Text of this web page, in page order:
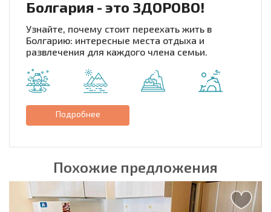
Болгария - это ЗДОРОВО!
Узнайте, почему стоит переехать жить в
Болгарию: интересные места отдыха и
развлечения для каждого члена семьи.
Подробнее
Похожие предложения